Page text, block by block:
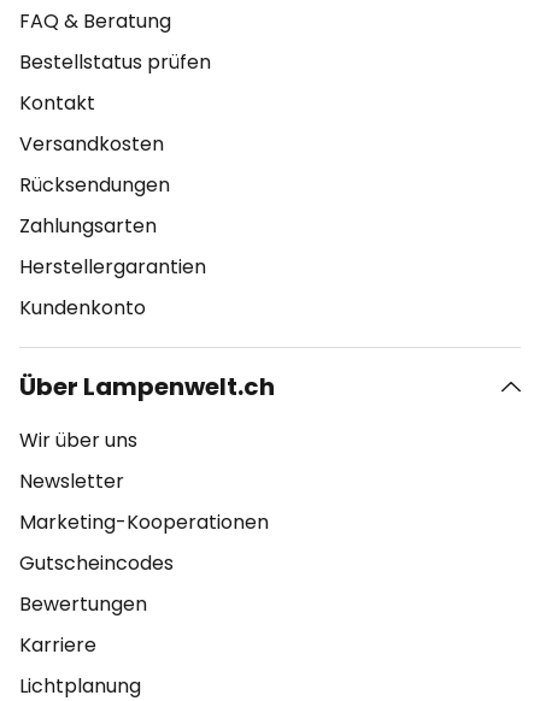
FAQ & Beratung
Bestellstatus prüfen
Kontakt
Versandkosten
Rücksendungen
Zahlungsarten
Herstellergarantien
Kundenkonto
Über Lampenwelt.ch
Wir über uns
Newsletter
Marketing-Kooperationen
Gutscheincodes
Bewertungen
Karriere
Lichtplanung